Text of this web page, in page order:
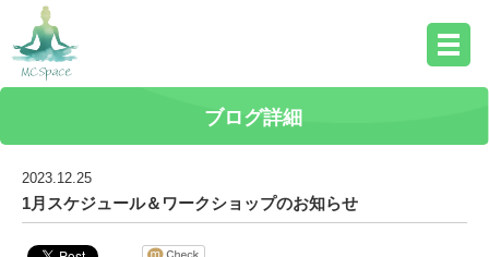
ブログ詳細
2023.12.25
1月スケジュール＆ワークショップのお知らせ